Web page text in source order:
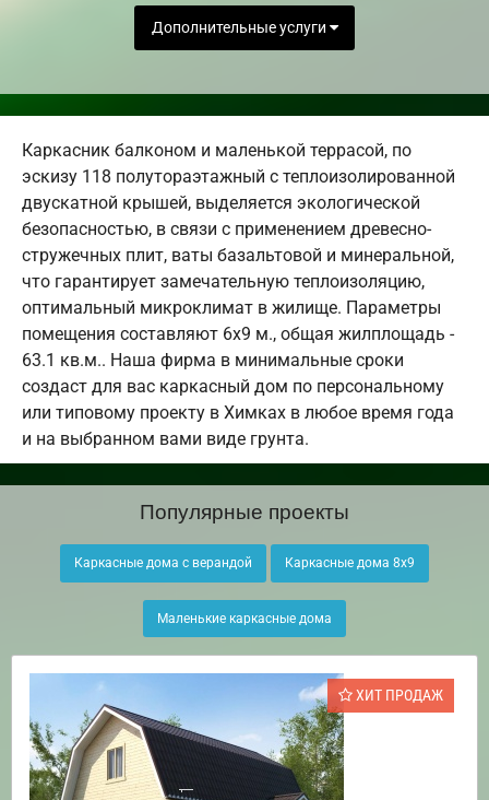
Дополнительные услуги
Каркасник балконом и маленькой террасой, по
эскизу 118 полутораэтажный с теплоизолированной
двускатной крышей, выделяется экологической
безопасностью, в связи с применением древесно-
стружечных плит, ваты базальтовой и минеральной,
что гарантирует замечательную теплоизоляцию,
оптимальный микроклимат в жилище. Параметры
помещения составляют 6х9 м., общая жилплощадь -
63.1 кв.м.. Наша фирма в минимальные сроки
создаст для вас каркасный дом по персональному
или типовому проекту в Химках в любое время года
и на выбранном вами виде грунта.
Популярные проекты
Каркасные дома с верандой Каркасные дома 8х9
Маленькие каркасные дома
ХИТ ПРОДАЖ